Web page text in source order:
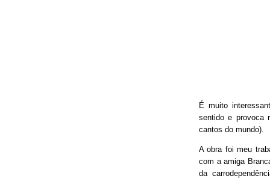
É muito
sentido e provoca
cantos do mundo).
A obra foi meu
com a amiga
da